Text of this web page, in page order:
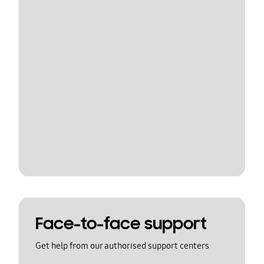
Face-to-face support
Get help from our authorised support centers